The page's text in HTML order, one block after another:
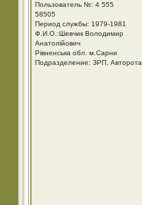
Пользователь №: 4 555
58505
Период службы: 1979-1981
Ф.И.О.:Шевчик Володимир
Анатолійович
Рівненська обл. м.Сарни
Подразделение: ЗРП, Авторота